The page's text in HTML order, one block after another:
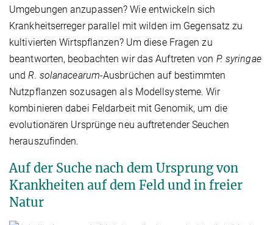
Umgebungen anzupassen? Wie entwickeln sich
Krankheitserreger parallel mit wilden im Gegensatz zu
kultivierten Wirtspflanzen? Um diese Fragen zu
beantworten, beobachten wir das Auftreten von P. syringae
undR. solanacearum-Ausbrüchen auf bestimmten
Nutzpflanzen sozusagen als Modellsysteme. Wir
kombinieren dabei Feldarbeit mit Genomik, um die
evolutionären Ursprünge neu auftretender Seuchen
herauszufinden.
Auf der Suche nach dem Ursprung von
Krankheiten auf dem Feld und in freier
Natur